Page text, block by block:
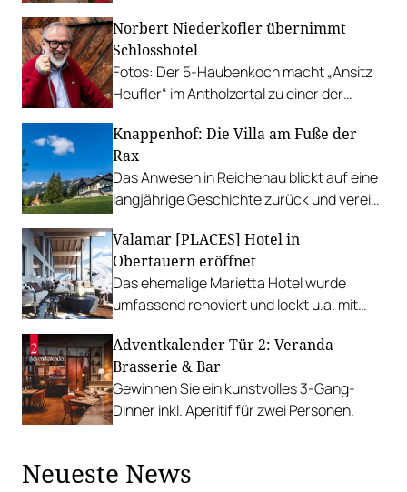
Norbert Niederkofler übernimmt
Schlosshotel
Fotos: Der 5-Haubenkoch macht „Ansitz
Heufler“ im Antholzertal zu einer der
Südtirol.
Knappenhof: Die Villa am Fuße der
Rax
Das Anwesen in Reichenau blickt auf eine
langjährige Geschichte zurück und vereint
Veranstaltungsstätte. Gault&Millau war
vor Ort.
Valamar [PLACES] Hotel in
Obertauern eröffnet
Das ehemalige Marietta Hotel wurde
umfassend renoviert und lockt u.a. mit
Adventkalender Tür 2: Veranda
Brasserie & Bar
Gewinnen Sie ein kunstvolles 3-Gang-
Dinner inkl. Aperitif für zwei Personen.
Neueste News